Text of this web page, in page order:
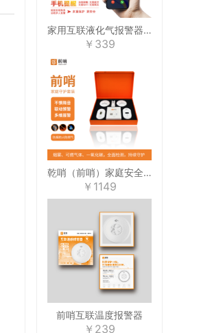
家用互联液化气报警器，探测液化气泄漏
￥339
乾哨（前哨）家庭安全报警器，互联五件套，预防燃气泄漏、火灾、一氧化碳中毒，十年使用寿命，手机提醒
￥1149
前哨互联温度报警器
￥239